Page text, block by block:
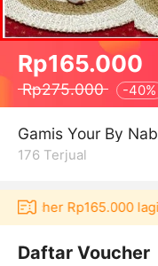
Rp165.000
Rp275.000 -40%
Gamis Your By
176 Terjual
Rp165.000 lagi
Daftar Voucher